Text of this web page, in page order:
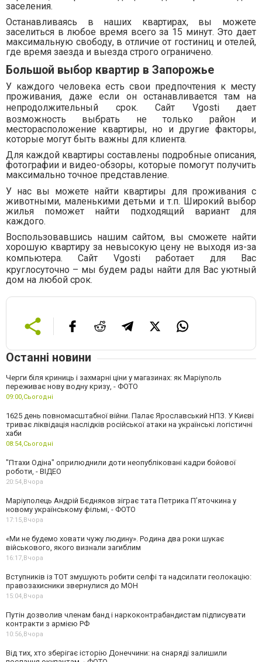
заселения.
Останавливаясь в наших квартирах, вы можете
заселиться в любое время всего за 15 минут. Это дает
максимальную свободу, в отличие от гостиниц и отелей,
где время заезда и выезда строго ограничено.
Большой выбор квартир в Запорожье
У каждого человека есть свои предпочтения к месту
проживания, даже если он останавливается там на
непродолжительный срок. Сайт Vgostiдает
возможность выбрать не только район и
месторасположение квартиры, но и другие факторы,
которые могут быть важны для клиента.
Для каждой квартиры составлены подробные описания,
фотографии и видео-обзоры, которые помогут получить
максимально точное представление.
У нас вы можете найти квартиры для проживания с
животными, маленькими детьми и т.п. Широкий выбор
жилья поможет найти подходящий вариант для
каждого.
Воспользовавшись нашим сайтом, вы сможете найти
хорошую квартиру за невысокую цену не выходя из-за
компьютера. Сайт Vgostiработает для Вас
круглосуточно – мы будем рады найти для Вас уютный
дом на любой срок.
Останні новини
Черги біля криниць і захмарні ціни у магазинах: як Маріуполь
переживає нову водну кризу, - ФОТО
09:00,Сьогодні
1625 день повномасштабної війни. Палає Ярославський НПЗ. У Києві
триває ліквідація наслідків російської атаки на українські логістичні
хаби
08:54,Сьогодні
"Птахи Одіна" оприлюднили доти неопубліковані кадри бойової
роботи, - ВІДЕО
20:54, Вчора
Маріуполець Андрій Бєдняков зіграє тата Петрика П’яточкина у
новому українському фільмі, - ФОТО
17:15, Вчора
«Ми не будемо ховати чужу людину». Родина два роки шукає
військового, якого визнали загиблим
16:17, Вчора
Вступників із ТОТ змушують робити селфі та надсилати геолокацію:
правозахисники звернулися до МОН
15:04, Вчора
Путін дозволив членам банд і наркоконтрабандистам підписувати
контракти з армією РФ
10:56, Вчора
Від тих, хто зберігає історію Донеччини: на снаряді залишили